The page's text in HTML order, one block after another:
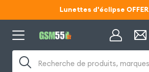
Lunettes d'éclipse
Code ECLIPSE55
Code ECLIPSE55
Recherche de produits,